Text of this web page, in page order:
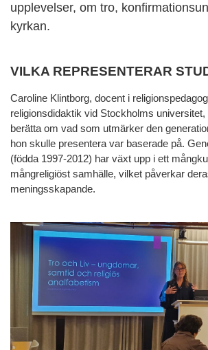
upplevelser, om tro,
kyrkan.
VILKA REPRESENTERAR
Caroline Klintborg, docent i
religionsdidaktik vid Stockholms
berätta om vad som utmärker den
hon skulle presentera var baserade på.
(födda 1997-2012) har växt upp i ett
mångreligiöst samhälle, vilket påverkar
meningsskapande.